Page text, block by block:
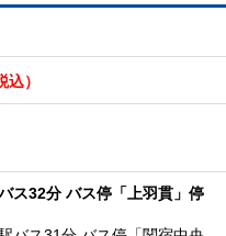
）
ス32分 バス停「上羽貫」停